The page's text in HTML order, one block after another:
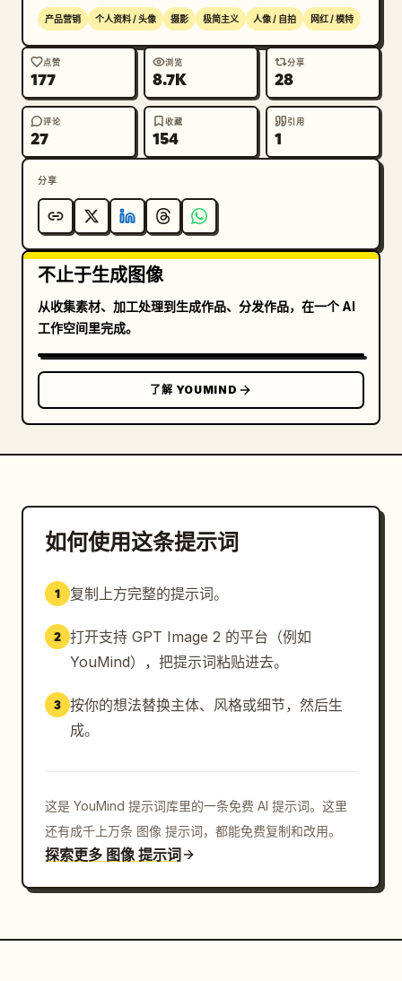
产品营销 个人资料 / 头像 摄影 极简主义 人像 / 自拍 网红 / 模特
点赞
177
浏览
8.7K
分享
28
评论
27
收藏
154
引用
1
分享
不止于生成图像
从收集素材、加工处理到生成作品、分发作品，在一个 AI
工作空间里完成。
了解 YOUMIND
如何使用这条提示词
1 复制上方完整的提示词。
2 打开支持 GPT Image 2 的平台（例如
YouMind），把提示词粘贴进去。
3 按你的想法替换主体、风格或细节，然后生
成。
这是 YouMind 提示词库里的一条免费 AI 提示词。这里
还有成千上万条 图像 提示词，都能免费复制和改用。
探索更多 图像 提示词